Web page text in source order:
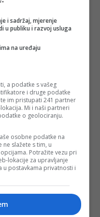
i sadržaj, mjerenje
u publiku i razvoj usluga
na uređaju
a podatke s vašeg
i druge podatke
im pristupati 241 partner
Mi i naši partneri
o geolociranju.
osobne podatke na
slažete s tim, u
Potražite vezu pri
lokacije za upravljanje
u postavkama privatnosti i